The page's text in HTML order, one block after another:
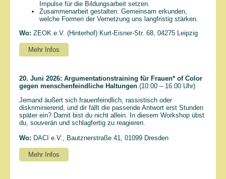
Impulse für die Bildungsarbeit setzen.
Zusammenarbeit gestalten: Gemeinsam erkunden,
welche Formen der Vernetzung uns langfristig stärken.
Wo: ZEOK e.V. (Hinterhof) Kurt-Eisner-Str. 68, 04275 Leipzig
Mehr Infos
20. Juni 2026: Argumentationstraining für Frauen* of Color
gegen menschenfeindliche Haltungen (10:00 – 16:00 Uhr)
Jemand äußert sich frauenfeindlich, rassistisch oder
diskriminierend, und dir fällt die passende Antwort erst Stunden
später ein? Damit bist du nicht allein. In diesem Workshop übst
du, souverän und schlagfertig zu reagieren.
Wo: DACI e.V., Bautznerstraße 41, 01099 Dresden
Mehr Infos